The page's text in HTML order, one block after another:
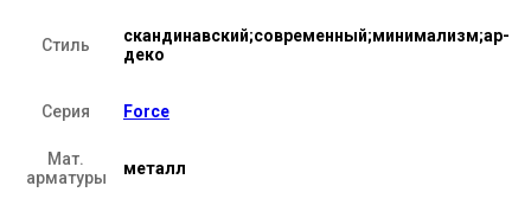
Стиль
скандинавский;современный;минимализм;ар-
деко
Серия Force
Мат.
арматуры
металл